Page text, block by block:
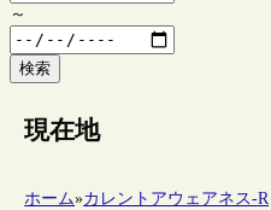
～
検索
現在地
ホーム»カレントアウェアネス-R